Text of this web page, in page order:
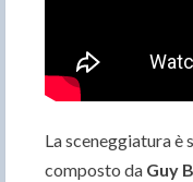
La sceneggiatura è
composto da Guy